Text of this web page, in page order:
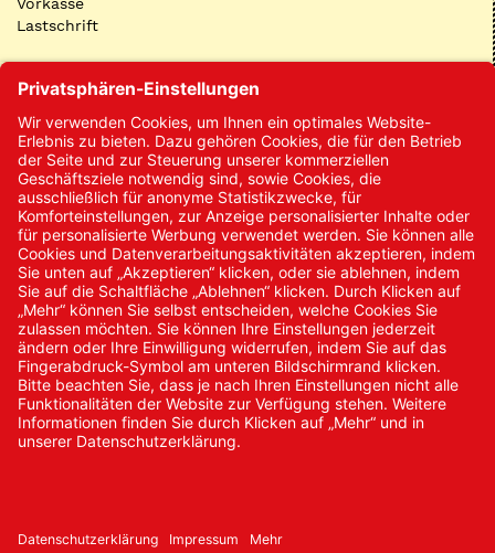
Lastschrift
Kontakt
Kontakt/Anfrage
Neukundenanmeldung
Kennwort vergessen
Bestellungen
Sendung verfolgen
© 2024 Promed Vertriebsgesellschaft mbH | Alle Rechte